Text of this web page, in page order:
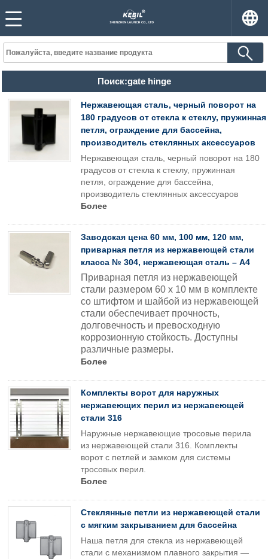
Поиск:gate hinge
Нержавеющая сталь, черный поворот на
180 градусов от стекла к стеклу, пружинная
петля, ограждение для бассейна,
производитель стеклянных аксессуаров
Нержавеющая сталь, черный поворот на 180
градусов от стекла к стеклу, пружинная
петля, ограждение для бассейна,
производитель стеклянных аксессуаров
Более
Заводская цена 60 мм, 100 мм, 120 мм,
приварная петля из нержавеющей стали
класса № 304, нержавеющая сталь – A4
Приварная петля из нержавеющей
стали размером 60 x 10 мм в комплекте
со штифтом и шайбой из нержавеющей
стали обеспечивает прочность,
долговечность и превосходную
коррозионную стойкость. Доступны
различные размеры.
Более
Комплекты ворот для наружных
нержавеющих перил из нержавеющей
стали 316
Наружные нержавеющие тросовые перила
из нержавеющей стали 316. Комплекты
ворот с петлей и замком для системы
тросовых перил.
Более
Стеклянные петли из нержавеющей стали
с мягким закрыванием для бассейна
Наша петля для стекла из нержавеющей
стали с механизмом плавного закрытия —